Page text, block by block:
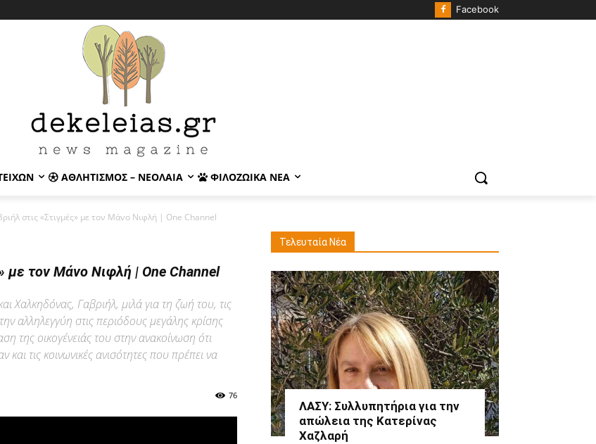
Facebook
ΑΘΛΗΤΙΣΜΌΣ – ΝΕΟΛΑΊΑ ΦΙΛΟΖΩΙΚΆ ΝΈΑ
στις «Στιγμές» με τον Μάνο Νιφλή | One Channel
με τον Μάνο Νιφλή | One Channel
Χαλκηδόνας, Γαβριήλ, μιλά για τη ζωή του, τις
αλληλεγγύη στις περιόδους μεγάλης κρίσης
της οικογένειάς του στην ανακοίνωση ότι
και τις κοινωνικές ανισότητες που πρέπει να
76
Τελευταία Νέα
ΛΑΣΥ: Συλλυπητήρια για την
απώλεια της Κατερίνας
Χαζλαρή